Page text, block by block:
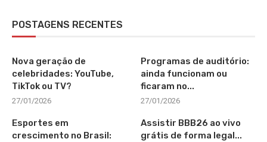
POSTAGENS RECENTES
Nova geração de
celebridades: YouTube,
TikTok ou TV?
27/01/2026
Programas de auditório:
ainda funcionam ou
ficaram no...
27/01/2026
Esportes em
crescimento no Brasil:
Assistir BBB26 ao vivo
grátis de forma legal...